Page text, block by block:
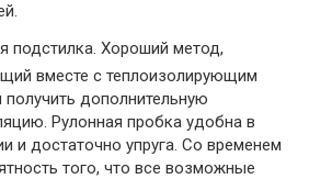
подстилка. Хороший метод,
вместе с теплоизолирующим
дополнительную
Рулонная пробка удобна в
и достаточно упруга. Со временем
того, что все возможные